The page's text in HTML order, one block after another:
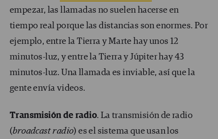
empezar, las llamadas no suelen hacerse en
tiempo real porque las distancias son enormes. Por
ejemplo, entre la Tierra y Marte hay unos 12
minutos-luz, y entre la Tierra y Júpiter hay 43
minutos-luz. Una llamada es inviable, así que la
gente envía videos.
Transmisión de radio. La transmisión de radio
(broadcast radio) es el sistema que usan los